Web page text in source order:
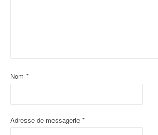
Nom *
Adresse de messagerie *